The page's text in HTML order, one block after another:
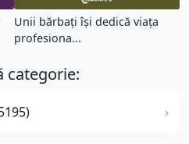
Unii bărbați își dedică viața
profesiona...
categorie: